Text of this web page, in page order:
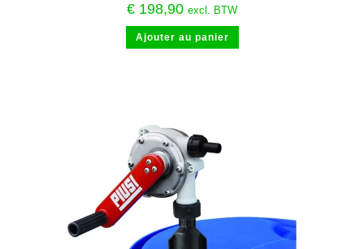
€ 198,90 excl. BTW
Ajouter au panier